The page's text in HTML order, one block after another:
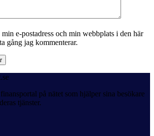
e-postadress och min webbplats i den här
gång jag kommenterar.
på nätet som hjälper sina besökare
tjänster.